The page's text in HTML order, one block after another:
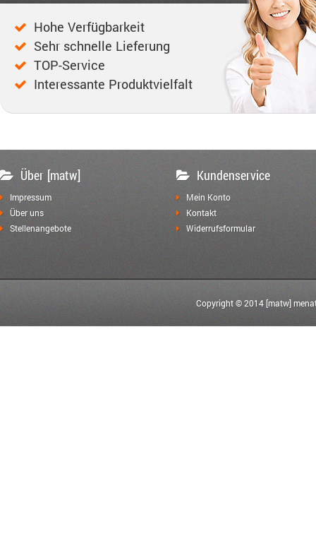
Hohe Verfügbarkeit
Sehr schnelle Lieferung
TOP-Service
Interessante Produktvielfalt
Über [matw]
Impressum
Über uns
Stellenangebote
Kundenservice
Mein Konto
Kontakt
Widerrufsformular
Copyright © 2014 [matw]